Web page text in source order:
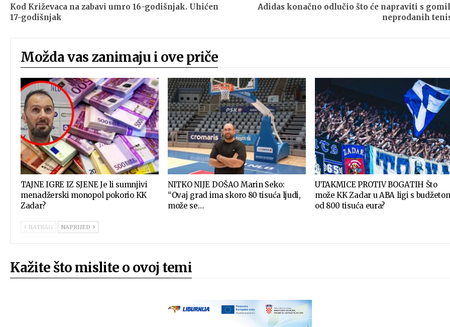
Kod Križevaca na zabavi umro 16-godišnjak. Uhićen
17-godišnjak
Adidas konačno odlučio što će napraviti s
neprodanih
Možda vas zanimaju i ove priče
TAJNE IGRE IZ SJENE Je li sumnjivi
menadžerski monopol pokorio KK
Zadar?
NITKO NIJE DOŠAO Marin Seko:
“Ovaj grad ima skoro 80 tisuća ljudi,
može se…
UTAKMICE PROTIV BOGATIH Što
može KK Zadar u ABA ligi s
od 800 tisuća eura?
NATRAG NAPRIJED
Kažite što mislite o ovoj temi